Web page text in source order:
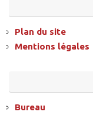
Plan du site
Mentions légales
Bureau